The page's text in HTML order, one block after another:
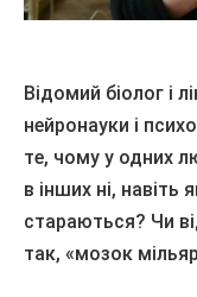
Відомий біолог і
нейронауки і
те, чому у одних
в інших ні,
стараються? Чи
так, «мозок